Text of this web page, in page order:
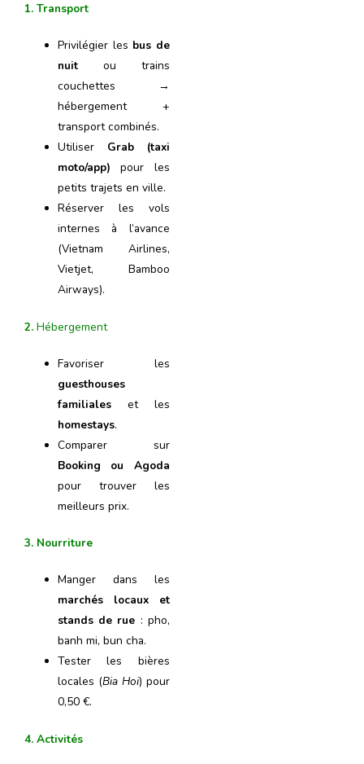
1. Transport
Privilégier les bus de
nuit ou trains
couchettes →
hébergement +
transport combinés.
Utiliser Grab (taxi
moto/app) pour les
petits trajets en ville.
Réserver les vols
internes à l’avance
(Vietnam Airlines,
Vietjet, Bamboo
Airways).
2. Hébergement
Favoriser les
guesthouses
familiales et les
homestays.
Comparer sur
Booking ou Agoda
pour trouver les
meilleurs prix.
3. Nourriture
Manger dans les
marchés locaux et
stands de rue : pho,
banh mi, bun cha.
Tester les bières
locales (Bia Hoi) pour
0,50 €.
4. Activités